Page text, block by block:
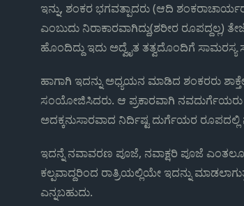
ಇನ್ನು, ಶಂಕರ ಭಗವತ್ಪಾದರು (ಆದಿ
ಎಂಬುದು ನಿರಾಕಾರವಾಗಿದ್ದು(ಶರೀರ
ಹೊಂದಿದ್ದು ಇದು ಅದ್ವೈತ ತತ್ವದೊಂದಿಗೆ ಸಾಮರಸ್ಯ
ಹಾಗಾಗಿ ಇದನ್ನು ಅಧ್ಯಯನ ಮಾಡಿದ ಶಂಕರರು
ಸಂಯೋಜಿಸಿದರು. ಆ ಪ್ರಕಾರವಾಗಿ
ಅದಕ್ಕನುಸಾರವಾದ ನಿರ್ದಿಷ್ಟ ದುರ್ಗೆಯರ ರೂಪದಲ್ಲಿ
ಇದನ್ನೆ ನವಾವರಣ ಪೂಜೆ, ನವಾಕ್ಷರಿ ಪೂಜೆ ಎಂತಲೂ
ಕಲ್ಪವಾದ್ದರಿಂದ ರಾತ್ರಿಯಲ್ಲಿಯೇ ಇದನ್ನು
ಎನ್ನಬಹುದು.